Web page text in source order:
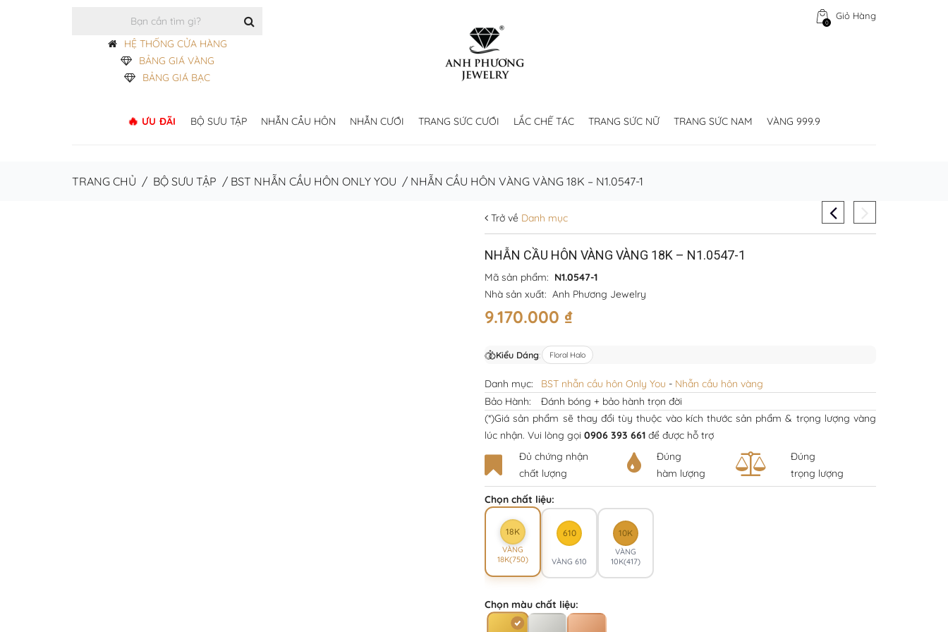
Giỏ Hàng
0
HỆ THỐNG CỬA HÀNG
BẢNG GIÁ VÀNG
BẢNG GIÁ BẠC
ƯU ĐÃI BỘ SƯU TẬP NHẪN CẦU HÔN NHẪN CƯỚI TRANG SỨC CƯỚI LẮC CHẾ TÁC TRANG SỨC NỮ TRANG SỨC NAM VÀNG 999.9
TRANG CHỦ / BỘ SƯU TẬP / BST NHẪN CẦU HÔN ONLY YOU / NHẪN CẦU HÔN VÀNG VÀNG 18K – N1.0547-1
Trở về Danh mục
NHẪN CẦU HÔN VÀNG VÀNG 18K – N1.0547-1
Mã sản phẩm: N1.0547-1
Nhà sản xuất: Anh Phương Jewelry
9.170.000 ₫
Kiểu Dáng: Floral Halo
Danh mục: BST nhẫn cầu hôn Only You - Nhẫn cầu hôn vàng
Bảo Hành:
Đánh bóng + bảo hành trọn đời
(*)Giá sản phẩm sẽ thay đổi tùy thuộc vào kích thước sản phẩm & trọng lượng vàng
lúc nhận. Vui lòng gọi 0906 393 661 để được hỗ trợ
Đủ chứng nhận
chất lượng
Đúng
hàm lượng
Đúng
trọng lượng
Chọn chất liệu:
18K
VÀNG
18K(750)
610
VÀNG 610
10K
VÀNG
10K(417)
Chọn màu chất liệu: